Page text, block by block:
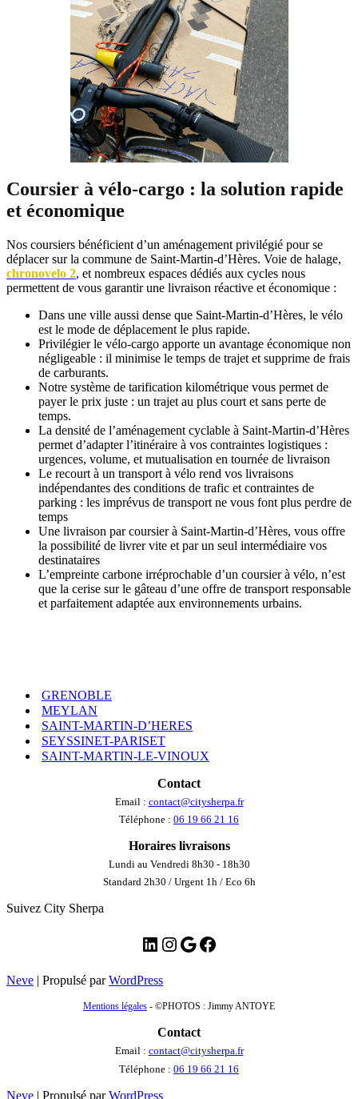
Coursier à vélo-cargo : la solution rapide
et économique
Nos coursiers bénéficient d’un aménagement privilégié pour se
déplacer sur la commune de Saint-Martin-d’Hères. Voie de halage,
chronovelo 2, et nombreux espaces dédiés aux cycles nous
permettent de vous garantir une livraison réactive et économique :
Dans une ville aussi dense que Saint-Martin-d’Hères, le vélo
est le mode de déplacement le plus rapide.
Privilégier le vélo-cargo apporte un avantage économique non
négligeable : il minimise le temps de trajet et supprime de frais
de carburants.
Notre système de tarification kilométrique vous permet de
payer le prix juste : un trajet au plus court et sans perte de
temps.
La densité de l’aménagement cyclable à Saint-Martin-d’Hères
permet d’adapter l’itinéraire à vos contraintes logistiques :
urgences, volume, et mutualisation en tournée de livraison
Le recourt à un transport à vélo rend vos livraisons
indépendantes des conditions de trafic et contraintes de
parking : les imprévus de transport ne vous font plus perdre de
temps
Une livraison par coursier à Saint-Martin-d’Hères, vous offre
la possibilité de livrer vite et par un seul intermédiaire vos
destinataires
L’empreinte carbone irréprochable d’un coursier à vélo, n’est
que la cerise sur le gâteau d’une offre de transport responsable
et parfaitement adaptée aux environnements urbains.
GRENOBLE
MEYLAN
SAINT-MARTIN-D’HERES
SEYSSINET-PARISET
SAINT-MARTIN-LE-VINOUX
Contact
Email : contact@citysherpa.fr
Téléphone : 06 19 66 21 16
Horaires livraisons
Lundi au Vendredi 8h30 - 18h30
Standard 2h30 / Urgent 1h / Eco 6h
Suivez City Sherpa
LinkedIn
Instagram
Google
Facebook
Neve | Propulsé parWordPress
Mentions légales - ©PHOTOS : Jimmy ANTOYE
Contact
Email : contact@citysherpa.fr
Téléphone : 06 19 66 21 16
Neve | Propulsé parWordPress